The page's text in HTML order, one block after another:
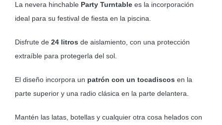
La nevera hinchable Party Turntablees la incorporación
ideal para su festival de fiesta en la piscina.
Disfrute de24 litros de aislamiento, con una protección
extraíble para protegerla del sol.
El diseño incorpora un patrón con un tocadiscos en la
parte superior y una radio clásica en la parte delantera.
Mantén las latas, botellas y cualquier otra cosa helados con